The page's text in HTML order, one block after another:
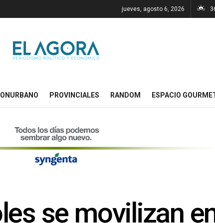
jueves, agosto 6, 2026
PROVINCIALES RANDOM ESPACIO
se movilizan